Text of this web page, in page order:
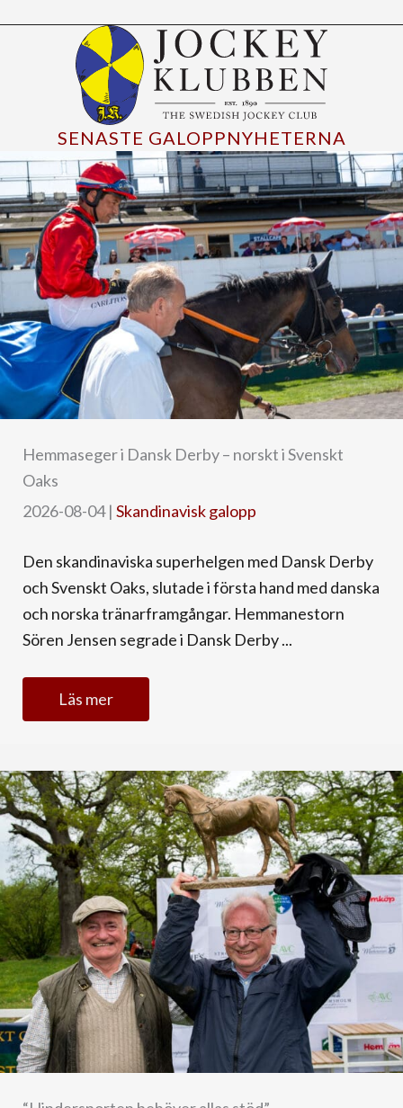
SENASTE GALOPPNYHETERNA
Hemmaseger i Dansk Derby – norskt i Svenskt
Oaks
2026-08-04| Skandinavisk galopp
Den skandinaviska superhelgen med Dansk Derby
och Svenskt Oaks, slutade i första hand med danska
och norska tränarframgångar. Hemmanestorn
Sören Jensen segrade i Dansk Derby ...
Läs mer